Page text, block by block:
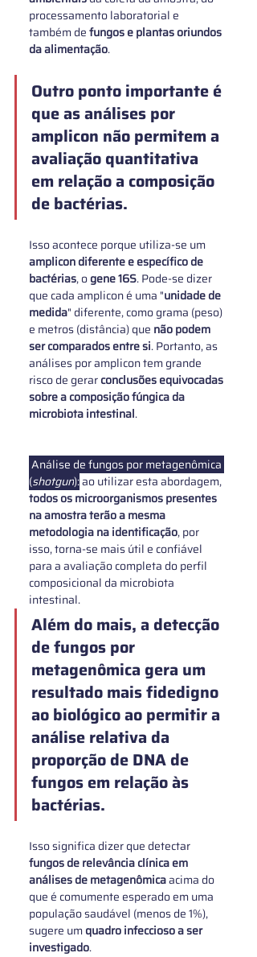
processamento laboratorial e
também de fungos e plantas oriundos
da alimentação.
Outro ponto importante é
que as análises por
amplicon não permitem a
avaliação quantitativa
em relação a composição
de bactérias.
Isso acontece porque utiliza-se um
amplicon diferente e específico de
bactérias, o gene 16S. Pode-se dizer
que cada amplicon é uma "unidade de
medida" diferente, como grama (peso)
e metros (distância) que não podem
ser comparados entre si. Portanto, as
análises por amplicon tem grande
risco de gerar conclusões equivocadas
sobre a composição fúngica da
microbiota intestinal.
(shotgun): ao utilizar esta abordagem,
todos os microorganismos presentes
na amostra terão a mesma
metodologia na identificação, por
isso, torna-se mais útil e confiável
para a avaliação completa do perfil
composicional da microbiota
intestinal.
Além do mais, a detecção
de fungos por
metagenômica gera um
resultado mais fidedigno
ao biológico ao permitir a
análise relativa da
proporção de DNA de
fungos em relação às
bactérias.
Isso significa dizer que detectar
fungos de relevância clínica em
análises de metagenômica acima do
que é comumente esperado em uma
população saudável (menos de 1%),
sugere um quadro infeccioso a ser
investigado.